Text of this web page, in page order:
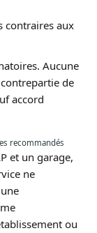
contraires aux
Aucune
de
accord
recommandés
et un garage,
ne
ou